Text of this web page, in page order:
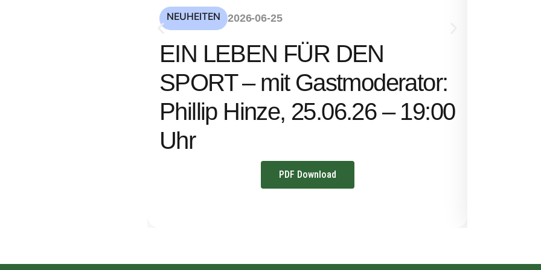
NEUHEITEN 2026-06-25
EIN LEBEN FÜR DEN
SPORT – mit Gastmoderator:
Phillip Hinze, 25.06.26 – 19:00
Uhr
PDF Download